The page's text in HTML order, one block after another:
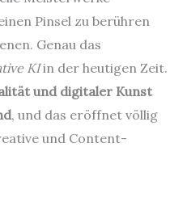
Pinsel zu berühren
Genau das
KIin der heutigen Zeit.
und digitaler Kunst
, und das eröffnet völlig
und Content-